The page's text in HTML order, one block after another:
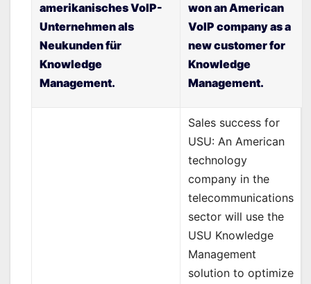
amerikanisches VoIP-
Unternehmen als
Neukunden für
Knowledge
Management.
won an American
VoIP company as a
new customer for
Knowledge
Management.
Sales success for
USU: An American
technology
company in the
telecommunications
sector will use the
USU Knowledge
Management
solution to optimize